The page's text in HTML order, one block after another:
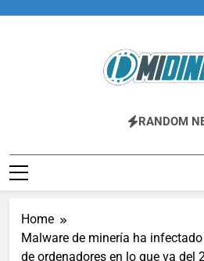
Fintech,
RANDOM
Home
Malware de minería ha
de ordenadores en lo que va del